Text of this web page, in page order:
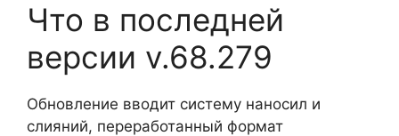
Что в последней
версии v.68.279
Обновление вводит систему наносил и
слияний, переработанный формат